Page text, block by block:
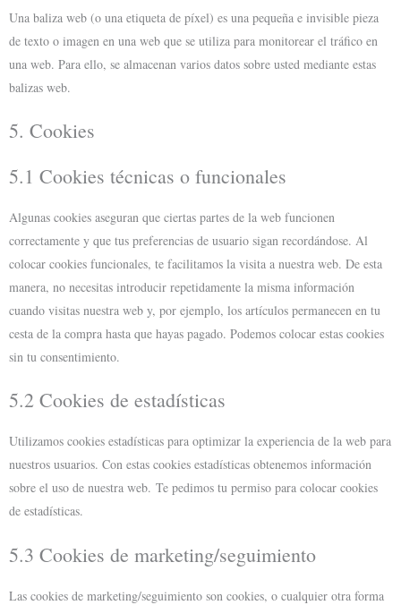
Una baliza web (o una etiqueta de píxel) es una pequeña e invisible pieza
de texto o imagen en una web que se utiliza para monitorear el tráfico en
una web. Para ello, se almacenan varios datos sobre usted mediante estas
balizas web.
5. Cookies
5.1 Cookies técnicas o funcionales
Algunas cookies aseguran que ciertas partes de la web funcionen
correctamente y que tus preferencias de usuario sigan recordándose. Al
colocar cookies funcionales, te facilitamos la visita a nuestra web. De esta
manera, no necesitas introducir repetidamente la misma información
cuando visitas nuestra web y, por ejemplo, los artículos permanecen en tu
cesta de la compra hasta que hayas pagado. Podemos colocar estas cookies
sin tu consentimiento.
5.2 Cookies de estadísticas
Utilizamos cookies estadísticas para optimizar la experiencia de la web para
nuestros usuarios. Con estas cookies estadísticas obtenemos información
sobre el uso de nuestra web. Te pedimos tu permiso para colocar cookies
de estadísticas.
5.3 Cookies de marketing/seguimiento
Las cookies de marketing/seguimiento son cookies, o cualquier otra forma